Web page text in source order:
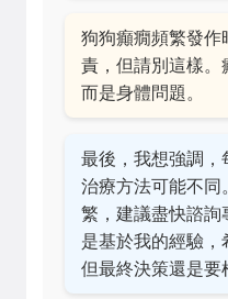
狗狗癲癇頻繁發作
責，但請別這樣。
而是身體問題。
最後，我想強調，
治療方法可能不同
繁，建議盡快諮詢
是基於我的經驗，
但最終決策還是要